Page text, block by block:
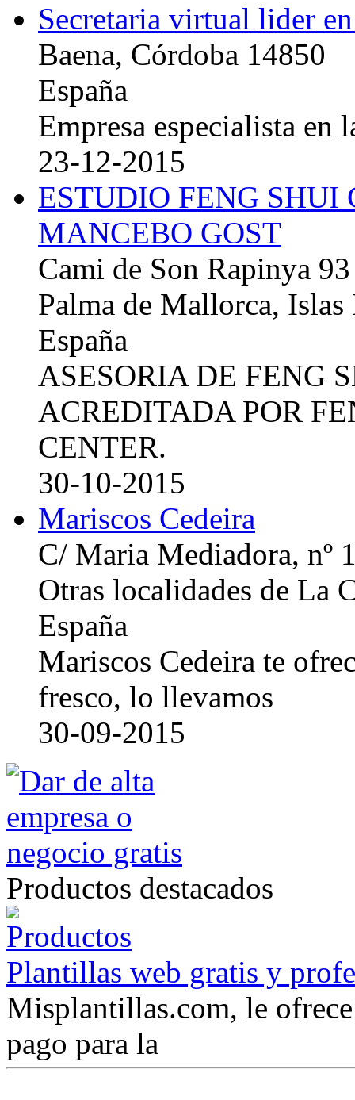
Secretaria virtual lider
Baena, Córdoba 14850
España
Empresa especialista en
23-12-2015
ESTUDIO FENG
MANCEBO GOST
Cami de Son Rapinya 93
Palma de Mallorca, Islas
España
ASESORIA DE FENG
ACREDITADA POR
CENTER.
30-10-2015
Mariscos Cedeira
C/ Maria Mediadora, nº
Otras localidades de La
España
Mariscos Cedeira te
fresco, lo llevamos
30-09-2015
Productos destacados
Plantillas web gratis y
Misplantillas.com, le
pago para la